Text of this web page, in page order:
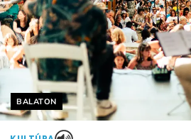
Helyszín címkék:
BALATON